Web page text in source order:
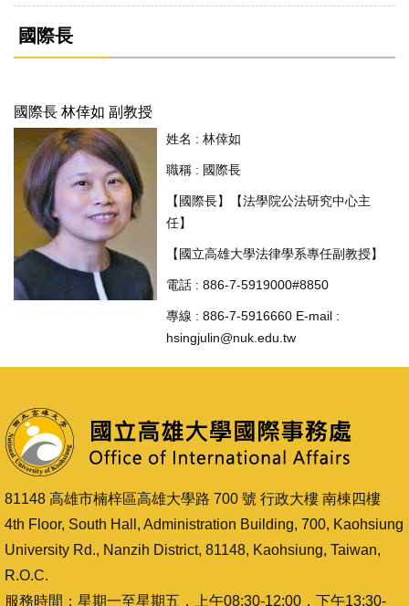
國際長
國際長 林倖如 副教授
姓名 : 林倖如
職稱 : 國際長
【國際長】【法學院公法研究中心主
任】
【國立高雄大學法律學系專任副教授】
電話 : 886-7-5919000#8850
專線 : 886-7-5916660 E-mail :
hsingjulin@nuk.edu.tw
81148 高雄市楠梓區高雄大學路 700 號 行政大樓 南棟四樓
4th Floor, South Hall, Administration Building, 700, Kaohsiung
University Rd., Nanzih District, 81148, Kaohsiung, Taiwan,
R.O.C.
服務時間：星期一至星期五，上午08:30-12:00，下午13:30-